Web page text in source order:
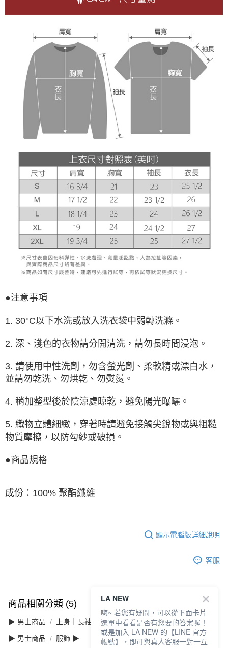
●注意事項
1. 30°C以下水洗或放入洗衣袋中弱轉洗滌。
2. 深、淺色的衣物請分開清洗，請勿長時間浸泡。
3. 請使用中性洗劑，勿含螢光劑、柔軟精或漂白水，
並請勿乾洗、勿烘乾、勿熨燙。
4. 稍加整型後於陰涼處晾乾，避免陽光曝曬。
5. 織物立體細緻，穿著時請避免接觸尖銳物或與粗糙
物質摩擦，以防勾紗或破損。
●商品規格
成份：100% 聚酯纖維
顯示電腦版詳細說明
客服
商品相關分類 (5) 查看全部
▶ 男士商品 上身｜長袖
▶ 男士商品 服飾 ▶
LA NEW
嗨~ 若您有疑問，可以從下面卡片
選單中看看是否有您要的答案喔！
或是加入 LA NEW 的【LINE 官方
帳號】，即可與真人客服一對一互